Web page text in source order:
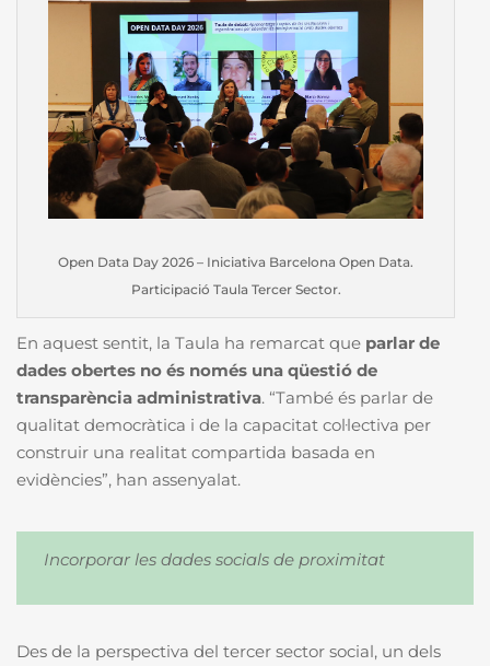
Open Data Day 2026 – Iniciativa Barcelona Open Data.
Participació Taula Tercer Sector.
En aquest sentit, la Taula ha remarcat que parlar de
dades obertes no és només una qüestió de
transparència administrativa. “També és parlar de
qualitat democràtica i de la capacitat col·lectiva per
construir una realitat compartida basada en
evidències”, han assenyalat.
Incorporar les dades socials de proximitat
Des de la perspectiva del tercer sector social, un dels